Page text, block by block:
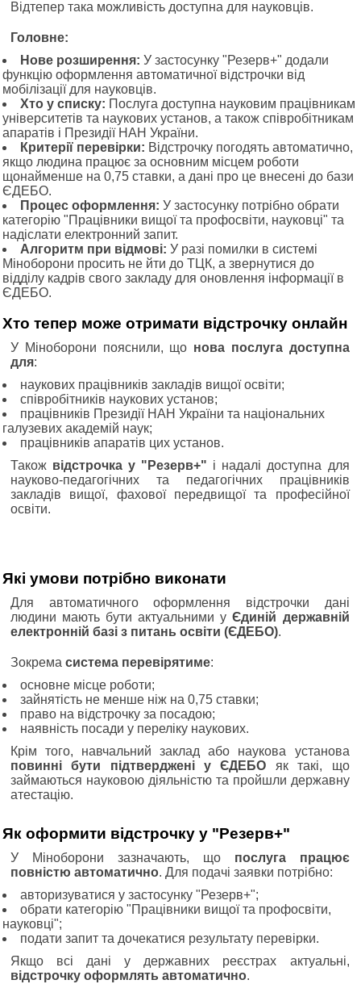
Відтепер така можливість доступна для науковців.
Головне:
Нове розширення: У застосунку "Резерв+" додали
функцію оформлення автоматичної відстрочки від
мобілізації для науковців.
Хто у списку: Послуга доступна науковим працівникам
університетів та наукових установ, а також співробітникам
апаратів і Президії НАН України.
Критерії перевірки: Відстрочку погодять автоматично,
якщо людина працює за основним місцем роботи
щонайменше на 0,75 ставки, а дані про це внесені до бази
ЄДЕБО.
Процес оформлення: У застосунку потрібно обрати
категорію "Працівники вищої та профосвіти, науковці" та
надіслати електронний запит.
Алгоритм при відмові: У разі помилки в системі
Міноборони просить не йти до ТЦК, а звернутися до
відділу кадрів свого закладу для оновлення інформації в
ЄДЕБО.
Хто тепер може отримати відстрочку онлайн
У Міноборони пояснили, що нова послуга доступна
для:
наукових працівників закладів вищої освіти;
співробітників наукових установ;
працівників Президії НАН України та національних
галузевих академій наук;
працівників апаратів цих установ.
Також відстрочка у "Резерв+" і надалі доступна для
науково-педагогічних та педагогічних працівників
закладів вищої, фахової передвищої та професійної
освіти.
Які умови потрібно виконати
Для автоматичного оформлення відстрочки дані
людини мають бути актуальними уЄдиній державній
електронній базі з питань освіти (ЄДЕБО).
Зокрема система перевірятиме:
основне місце роботи;
зайнятість не менше ніж на 0,75 ставки;
право на відстрочку за посадою;
наявність посади у переліку наукових.
Крім того, навчальний заклад або наукова установа
повинні бути підтверджені у ЄДЕБО як такі, що
займаються науковою діяльністю та пройшли державну
атестацію.
Як оформити відстрочку у "Резерв+"
У Міноборони зазначають, що послуга працює
повністю автоматично. Для подачі заявки потрібно:
авторизуватися у застосунку "Резерв+";
обрати категорію "Працівники вищої та профосвіти,
науковці";
подати запит та дочекатися результату перевірки.
Якщо всі дані у державних реєстрах актуальні,
відстрочку оформлять автоматично.